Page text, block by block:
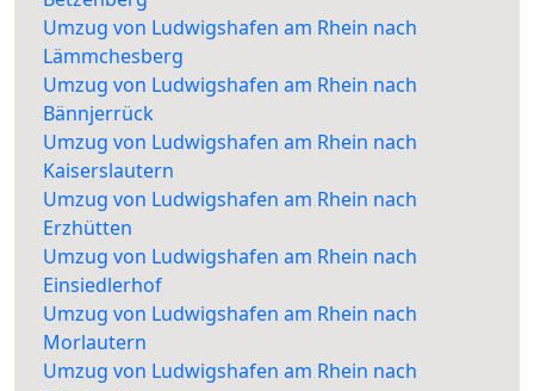
Umzug von Ludwigshafen am Rhein nach
Lämmchesberg
Umzug von Ludwigshafen am Rhein nach
Bännjerrück
Umzug von Ludwigshafen am Rhein nach
Kaiserslautern
Umzug von Ludwigshafen am Rhein nach
Erzhütten
Umzug von Ludwigshafen am Rhein nach
Einsiedlerhof
Umzug von Ludwigshafen am Rhein nach
Morlautern
Umzug von Ludwigshafen am Rhein nach